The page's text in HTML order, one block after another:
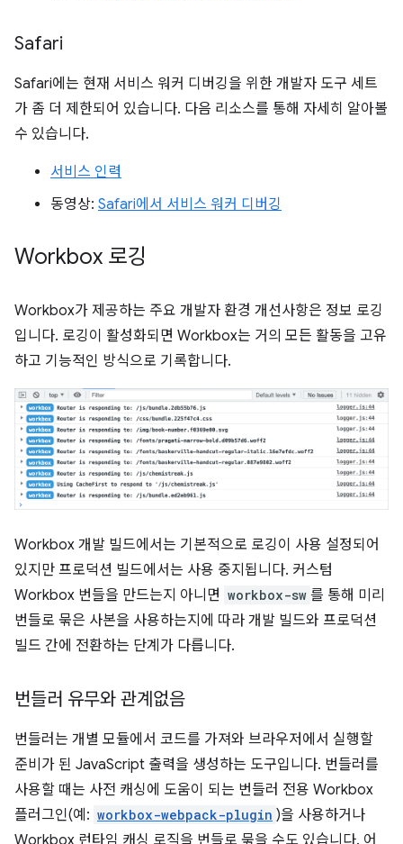
Safari
Safari에는 현재 서비스 워커 디버깅을 위한 개발자 도구 세트
가 좀 더 제한되어 있습니다. 다음 리소스를 통해 자세히 알아볼
수 있습니다.
서비스 인력
동영상: Safari에서 서비스 워커 디버깅
Workbox 로깅
Workbox가 제공하는 주요 개발자 환경 개선사항은 정보 로깅
입니다. 로깅이 활성화되면 Workbox는 거의 모든 활동을 고유
하고 기능적인 방식으로 기록합니다.
Workbox 개발 빌드에서는 기본적으로 로깅이 사용 설정되어
있지만 프로덕션 빌드에서는 사용 중지됩니다. 커스텀
Workbox 번들을 만드는지 아니면 workbox-sw 를 통해 미리
번들로 묶은 사본을 사용하는지에 따라 개발 빌드와 프로덕션
빌드 간에 전환하는 단계가 다릅니다.
번들러 유무와 관계없음
번들러는 개별 모듈에서 코드를 가져와 브라우저에서 실행할
준비가 된 JavaScript 출력을 생성하는 도구입니다. 번들러를
사용할 때는 사전 캐싱에 도움이 되는 번들러 전용 Workbox
플러그인(예: workbox-webpack-plugin )을 사용하거나
Workbox 런타임 캐싱 로직을 번들로 묶을 수도 있습니다. 어